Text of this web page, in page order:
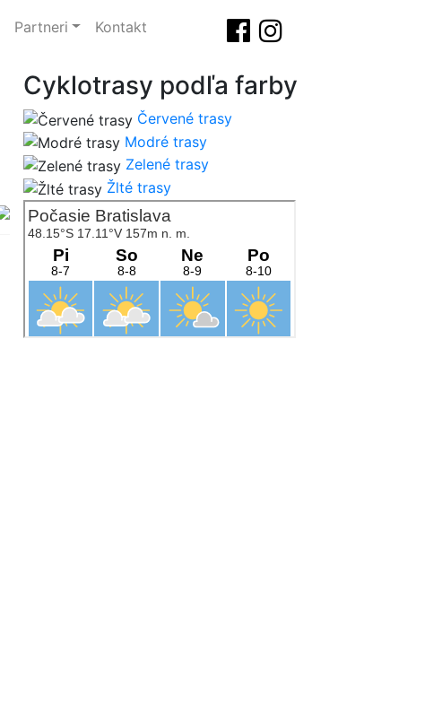
Partneri Kontakt
Cyklotrasy podľa farby
Červené trasy
Modré trasy
Zelené trasy
Žlté trasy